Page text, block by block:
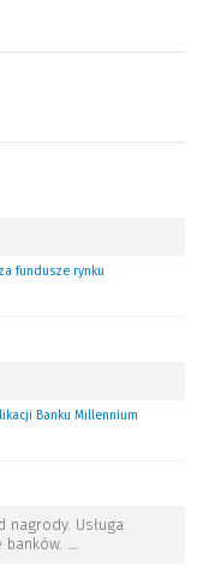
fundusze rynku
Banku Millennium
nagrody. Usługa
…